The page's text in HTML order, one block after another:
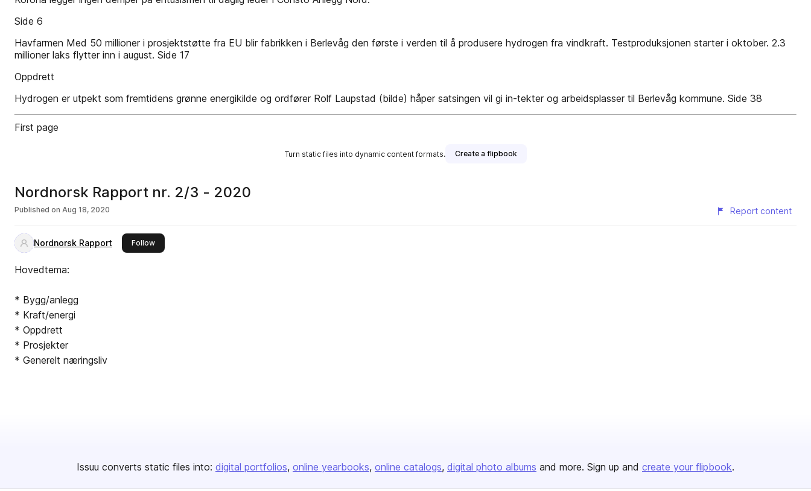
Side 6
Havfarmen Med 50 millioner i prosjektstøtte fra EU blir fabrikken i Berlevåg den første i verden til å produsere hydrogen fra vindkraft. Testproduksjonen starter i oktober. 2.3
millioner laks flytter inn i august. Side 17
Oppdrett
Hydrogen er utpekt som fremtidens grønne energikilde og ordfører Rolf Laupstad (bilde) håper satsingen vil gi in-tekter og arbeidsplasser til Berlevåg kommune. Side 38
First page
Turn static files into dynamic content formats. Create a flipbook
Nordnorsk Rapport nr. 2/3 - 2020
Published on Aug 18, 2020 Report content
Nordnorsk Rapport Followthis publisher
Hovedtema:
* Bygg/anlegg
* Kraft/energi
* Oppdrett
* Prosjekter
* Generelt næringsliv
Issuu converts static files into: digital portfolios online yearbooks online catalogs digital photo albums and more. Sign up and create your flipbook.